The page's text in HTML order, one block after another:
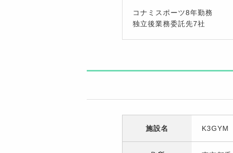
コナミスポーツ8年勤務
独立後業務委託先7社
施設名 K3GYM